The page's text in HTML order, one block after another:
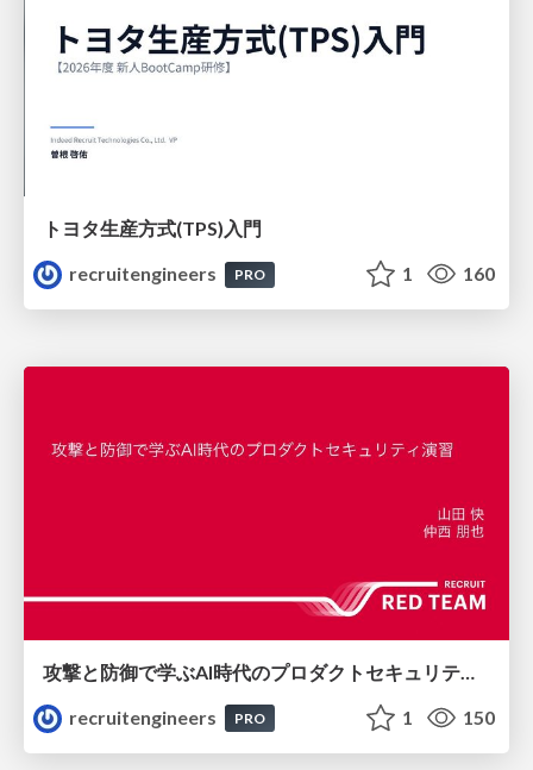
トヨタ⽣産⽅式(TPS)⼊⾨
recruitengineers
PRO 1 160
recruitengineers
PRO 1 150